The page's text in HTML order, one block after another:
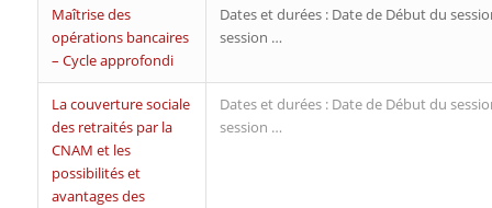
Maîtrise des
opérations bancaires
– Cycle approfondi
Dates et durées : Date de Début du
session …
La couverture sociale
des retraités par la
CNAM et les
possibilités et
avantages des
Dates et durées : Date de Début du
session …